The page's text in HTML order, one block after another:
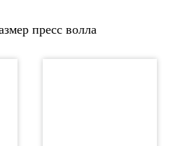
пресс волла